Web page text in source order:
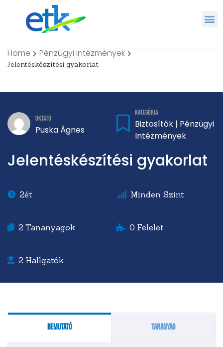
Home Pénzügyi intézmények
Jelentéskészítési gyakorlat
Oktató
Puska Ágnes
Kategória
Biztosítók | Pénzügyi
Intézmények
Jelentéskészítési gyakorlat
2ét Minden Szint
2 Tananyagok 0 Felelet
2 Hallgatók
Bemutató Tananyag